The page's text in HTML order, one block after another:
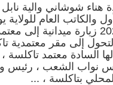
هناء شوشاني والية
سبتمبر 2024 زيارة ميدانية
إلى مقر معتمدية
السادة معتمد تاكلسة
نواب الشعب ، رئيس
بتاكلسة ، ...